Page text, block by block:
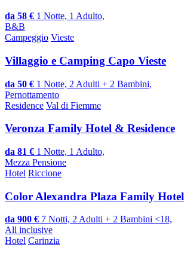
da 58 € 1 Notte, 1 Adulto,
B&B
Campeggio Vieste
Villaggio e Camping Capo Vieste
da 50 € 1 Notte, 2 Adulti + 2 Bambini,
Pernottamento
Residence Val di Fiemme
Veronza Family Hotel & Residence
da 81 € 1 Notte, 1 Adulto,
Mezza Pensione
Hotel Riccione
Color Alexandra Plaza Family Hotel
da 900 € 7 Notti, 2 Adulti + 2 Bambini <18,
All inclusive
Hotel Carinzia